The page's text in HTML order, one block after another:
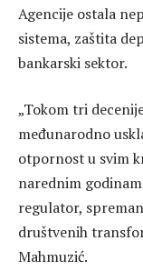
Agencije ostala
sistema, zaštita
bankarski sektor.
„Tokom tri
međunarodno
otpornost u svim
narednim
regulator,
društvenih
Mahmuzić.